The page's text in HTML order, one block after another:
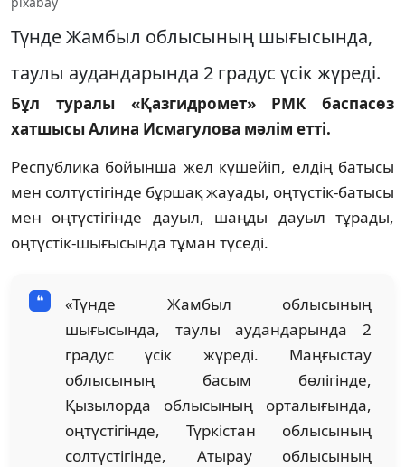
Түнде Жамбыл облысының шығысында,
таулы аудандарында 2 градус үсік жүреді.
Бұл туралы «Қазгидромет» РМК баспасөз
хатшысы Алина Исмагулова мәлім етті.
Республика бойынша жел күшейіп, елдің батысы
мен солтүстігінде бұршақ жауады, оңтүстік-батысы
мен оңтүстігінде дауыл, шаңды дауыл тұрады,
оңтүстік-шығысында тұман түседі.
«Түнде Жамбыл облысының
шығысында, таулы аудандарында 2
градус үсік жүреді. Маңғыстау
облысының басым бөлігінде,
Қызылорда облысының орталығында,
оңтүстігінде, Түркістан облысының
солтүстігінде, Атырау облысының